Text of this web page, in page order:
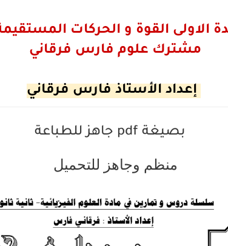
مشترك علوم فارس فرقاني
إعداد الأستاذ فارس فرقاني
بصيغة جاهز للطباعة
منظم وجاهز للتحميل